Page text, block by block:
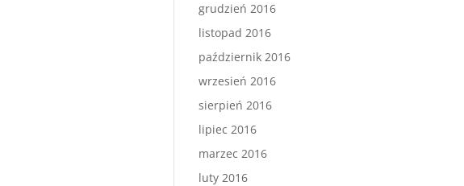
grudzień 2016
listopad 2016
październik 2016
wrzesień 2016
sierpień 2016
lipiec 2016
marzec 2016
luty 2016